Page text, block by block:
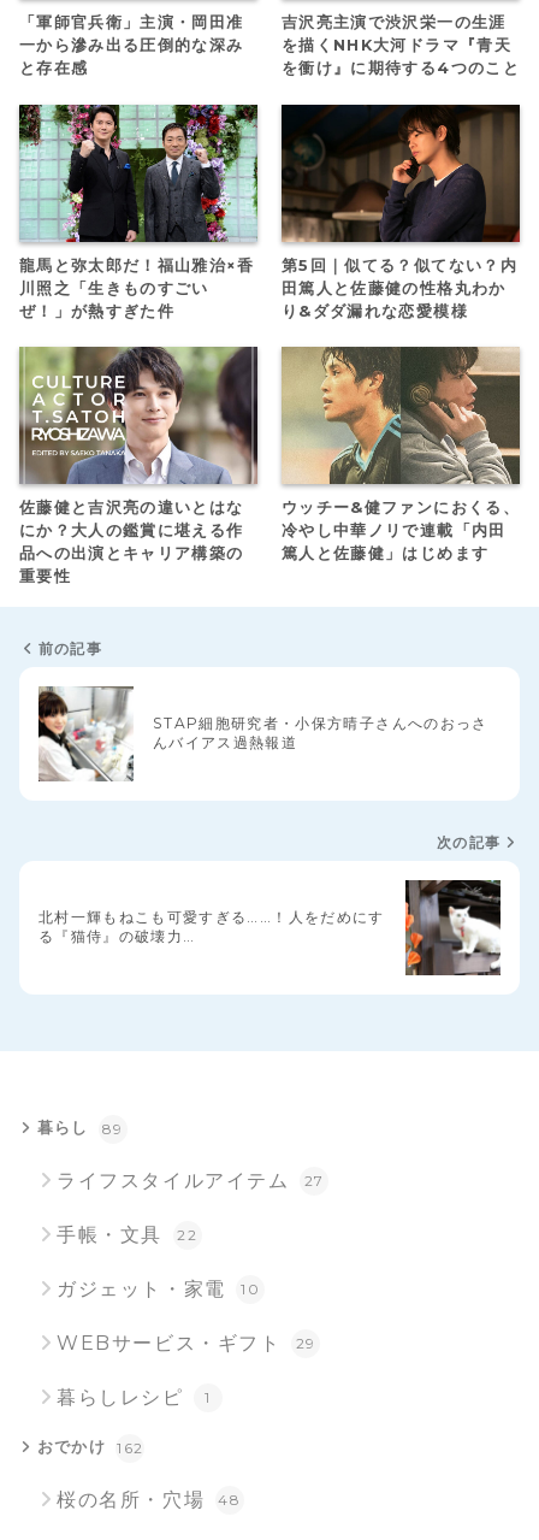
「軍師官兵衛」主演・岡田准
一から滲み出る圧倒的な深み
と存在感
吉沢亮主演で渋沢栄一の生涯
を描くNHK大河ドラマ『青天
を衝け』に期待する4つのこと
龍馬と弥太郎だ！福山雅治×香
川照之「生きものすごい
ぜ！」が熱すぎた件
第5回｜似てる？似てない？内
田篤人と佐藤健の性格丸わか
り&ダダ漏れな恋愛模様
佐藤健と吉沢亮の違いとはな
にか？大人の鑑賞に堪える作
品への出演とキャリア構築の
重要性
ウッチー&健ファンにおくる、
冷やし中華ノリで連載「内田
篤人と佐藤健」はじめます
前の記事
STAP細胞研究者・小保方晴子さんへのおっさ
んバイアス過熱報道
次の記事
北村一輝もねこも可愛すぎる……！人をだめにす
る『猫侍』の破壊力…
暮らし 89
ライフスタイルアイテム 27
手帳・文具 22
ガジェット・家電 10
WEBサービス・ギフト 29
暮らしレシピ 1
おでかけ 162
桜の名所・穴場 48